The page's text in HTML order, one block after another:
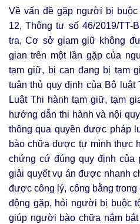
Về vấn đề gặp người bị
12, Thông tư số 46/2019/TT-
tra, Cơ sở giam giữ không
gian trên một lần gặp của
tạm giữ, bị can đang bị tạm
tuân thủ quy định của Bộ luật
Luật Thi hành tạm giữ, tạm
hướng dẫn thi hành và nội
thông qua quyền được pháp
bào chữa được tự mình thực
chứng cứ đúng quy định của
giải quyết vụ án được nhanh
được công lý, công bằng
động gặp, hỏi người bị buộc
giúp người bào chữa nắm